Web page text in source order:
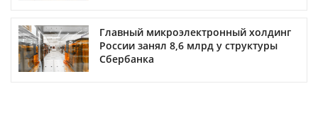
Главный микроэлектронный холдинг
России занял 8,6 млрд у структуры
Сбербанка